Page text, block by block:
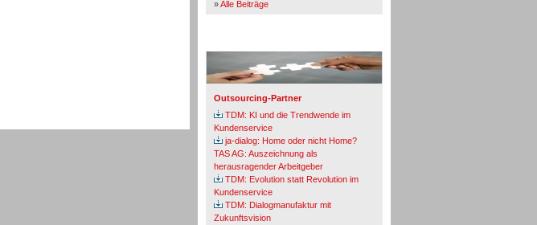
»Alle Beiträge
Outsourcing-Partner
TDM: KI und die Trendwende im
Kundenservice
ja-dialog: Home oder nicht Home?
TAS AG: Auszeichnung als
herausragender Arbeitgeber
TDM: Evolution statt Revolution im
Kundenservice
TDM: Dialogmanufaktur mit
Zukunftsvision